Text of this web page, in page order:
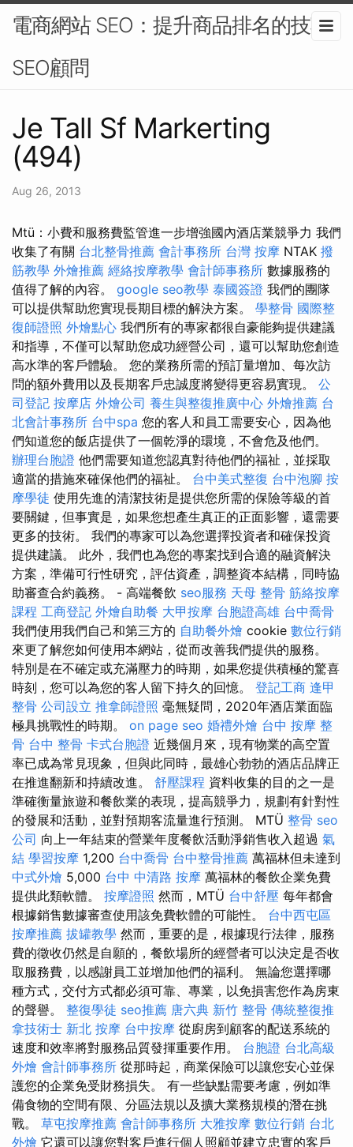
電商網站 SEO：提升商品排名的技巧-
SEO顧問
Je Tall Sf Markerting
(494)
Aug 26, 2013
Mtü：小費和服務費監管進一步增強國內酒店業競爭力 我們
收集了有關 台北整骨推薦 會計事務所 台灣 按摩 NTAK 撥
筋教學 外燴推薦 經絡按摩教學 會計師事務所 數據服務的
值得了解的內容。 google seo教學 泰國簽證 我們的團隊
可以提供幫助您實現長期目標的解決方案。 學整骨 國際整
復師證照 外燴點心 我們所有的專家都很自豪能夠提供建議
和指導，不僅可以幫助您成功經營公司，還可以幫助您創造
高水準的客戶體驗。 您的業務所需的預訂量增加、每次訪
問的額外費用以及長期客戶忠誠度將變得更容易實現。 公
司登記 按摩店 外燴公司 養生與整復推廣中心 外燴推薦 台
北會計事務所 台中spa 您的客人和員工需要安心，因為他
們知道您的飯店提供了一個乾淨的環境，不會危及他們。
辦理台胞證 他們需要知道您認真對待他們的福祉，並採取
適當的措施來確保他們的福祉。 台中美式整復 台中泡腳 按
摩學徒 使用先進的清潔技術是提供您所需的保險等級的首
要關鍵，但事實是，如果您想產生真正的正面影響，還需要
更多的技術。 我們的專家可以為您選擇投資者和確保投資
提供建議。 此外，我們也為您的專案找到合適的融資解決
方案，準備可行性研究，評估資產，調整資本結構，同時協
助審查合約義務。 - 高端餐飲 seo服務 天母 整骨 筋絡按摩
課程 工商登記 外燴自助餐 大甲按摩 台胞證高雄 台中喬骨
我們使用我們自己和第三方的 自助餐外燴 cookie 數位行銷
來更了解您如何使用本網站，從而改善我們提供的服務。
特別是在不確定或充滿壓力的時期，如果您提供積極的驚喜
時刻，您可以為您的客人留下持久的回憶。 登記工商 逢甲
整骨 公司設立 推拿師證照 毫無疑問，2020年酒店業面臨
極具挑戰性的時期。 on page seo 婚禮外燴 台中 按摩 整
骨 台中 整骨 卡式台胞證 近幾個月來，現有物業的高空置
率已成為常見現象，但與此同時，最雄心勃勃的酒店品牌正
在推進翻新和持續改進。 舒壓課程 資料收集的目的之一是
準確衡量旅遊和餐飲業的表現，提高競爭力，規劃有針對性
的發展和活動，並對預期客流量進行預測。 MTÜ 整骨 seo
公司 向上一年結束的營業年度餐飲活動淨銷售收入超過 氣
結 學習按摩 1,200 台中喬骨 台中整骨推薦 萬福林但未達到
中式外燴 5,000 台中 中清路 按摩 萬福林的餐飲企業免費
提供此類軟體。 按摩證照 然而，MTÜ 台中舒壓 每年都會
根據銷售數據審查使用該免費軟體的可能性。 台中西屯區
按摩推薦 拔罐教學 然而，重要的是，根據現行法律，服務
費的徵收仍然是自願的，餐飲場所的經營者可以決定是否收
取服務費，以感謝員工並增加他們的福利。 無論您選擇哪
種方式，交付方式都必須可靠、專業，以免損害您作為房東
的聲譽。 整復學徒 seo推薦 唐六典 新竹 整骨 傳統整復推
拿技術士 新北 按摩 台中按摩 從廚房到顧客的配送系統的
速度和效率將對服務品質發揮重要作用。 台胞證 台北高級
外燴 會計師事務所 從那時起，商業保險可以讓您安心並保
護您的企業免受財務損失。 有一些缺點需要考慮，例如準
備食物的空間有限、分區法規以及擴大業務規模的潛在挑
戰。 草屯按摩推薦 會計師事務所 大雅按摩 數位行銷 台北
外燴 它還可以讓您對客戶進行個人照顧並建立忠實的客戶